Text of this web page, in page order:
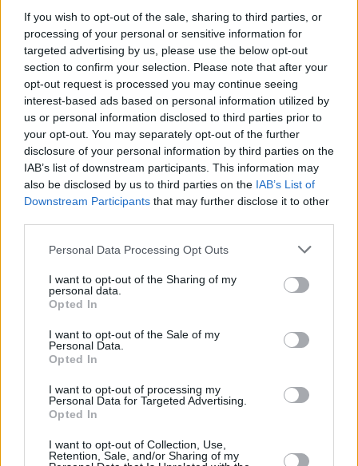
If you wish to opt-out of the sale, sharing to third parties, or
processing of your personal or sensitive information for
targeted advertising by us, please use the below opt-out
section to confirm your selection. Please note that after your
opt-out request is processed you may continue seeing
interest-based ads based on personal information utilized by
us or personal information disclosed to third parties prior to
your opt-out. You may separately opt-out of the further
disclosure of your personal information by third parties on the
IAB’s list of downstream participants. This information may
also be disclosed by us to third parties on the IAB’s List of
Downstream Participants that may further disclose it to other
Personal Data Processing Opt Outs
I want to opt-out of the Sharing of my
personal data.
Opted In
I want to opt-out of the Sale of my
Personal Data.
Opted In
I want to opt-out of processing my
Personal Data for Targeted Advertising.
Opted In
I want to opt-out of Collection, Use,
Retention, Sale, and/or Sharing of my